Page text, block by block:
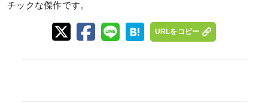
チックな傑作です。
URLをコピー